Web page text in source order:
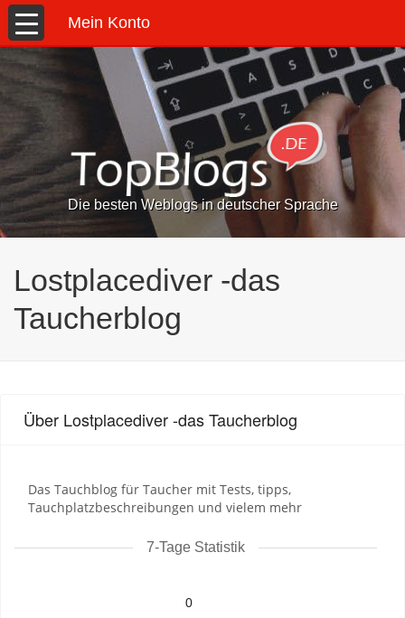
Mein Konto
Die besten Weblogs in deutscher Sprache
Lostplacediver -das
Taucherblog
Über Lostplacediver -das Taucherblog
Das Tauchblog für Taucher mit Tests, tipps,
Tauchplatzbeschreibungen und vielem mehr
7-Tage Statistik
0